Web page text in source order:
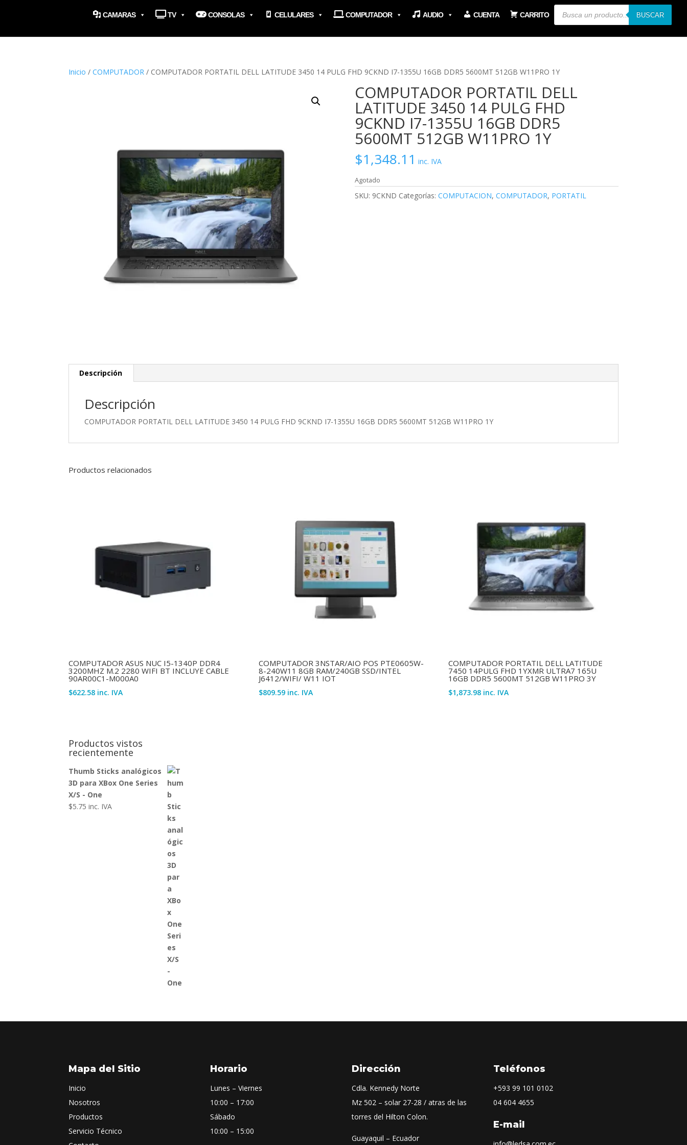
CAMARAS TV CONSOLAS CELULARES COMPUTADOR AUDIO CUENTA CARRITO
Búsqueda
BUSCAR
Inicio /COMPUTADOR / COMPUTADOR PORTATIL DELL LATITUDE 3450 14 PULG FHD 9CKND I7-1355U 16GB DDR5 5600MT 512GB W11PRO 1Y
COMPUTADOR PORTATIL DELL
LATITUDE 3450 14 PULG FHD
9CKND I7-1355U 16GB DDR5
5600MT 512GB W11PRO 1Y
$1,348.11 inc. IVA
Agotado
SKU: 9CKND Categorías: COMPUTACION, COMPUTADOR, PORTATIL
Descripción
Descripción
COMPUTADOR PORTATIL DELL LATITUDE 3450 14 PULG FHD 9CKND I7-1355U 16GB DDR5 5600MT 512GB W11PRO 1Y
Productos relacionados
COMPUTADOR ASUS NUC I5-1340P DDR4
3200MHZ M.2 2280 WIFI BT INCLUYE CABLE
90AR00C1-M000A0
$622.58 inc. IVA
COMPUTADOR 3NSTAR/AIO POS PTE0605W-
8-240W11 8GB RAM/240GB SSD/INTEL
J6412/WIFI/ W11 IOT
$809.59 inc. IVA
COMPUTADOR PORTATIL DELL LATITUDE
7450 14PULG FHD 1YXMR ULTRA7 165U
16GB DDR5 5600MT 512GB W11PRO 3Y
$1,873.98 inc. IVA
Productos vistos
recientemente
Thumb Sticks analógicos
3D para XBox One Series
X/S - One
$5.75 inc. IVA
Mapa del Sitio
Inicio
Nosotros
Productos
Servicio Técnico
Horario
Lunes – Viernes
10:00 – 17:00
Sábado
10:00 – 15:00
Dirección
Cdla. Kennedy Norte
Mz 502 – solar 27-28 / atras de las
torres del Hilton Colon.
Guayaquil – Ecuador
Teléfonos
+593 99 101 0102
04 604 4655
E-mail